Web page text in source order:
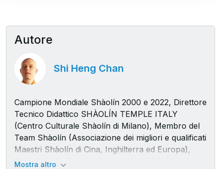
altri vogliono e desiderano per noi.
A lungo andare questo porta a diventare dipendenti dal
giudizio, dall’approvazione e dal compiacimento degli
altri.
finché la nostra identità diventa solo una comparsa.
Una macchina, una borsa, un vestito, un orologio
costoso, una casa in un quartiere particolare, un
partner, un percorso universitario, una carriera
lavorativa.
Autore
Shi Heng Chan
Campione Mondiale Shàolín 2000 e 2022, Direttore
Tecnico Didattico SHÀOLÍN TEMPLE ITALY
(Centro Culturale Shàolín di Milano), Membro del
Team Shàolín (Associazione dei migliori e qualificati
Maestri Shàolín di Cina, Inghilterra ed Europa),
Responsabile Tecnico Nazionale SHÀOLÍN dello
Mostra altro